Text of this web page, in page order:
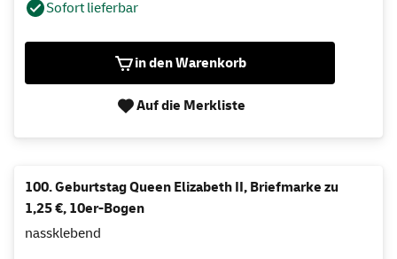
Sofort lieferbar
in den Warenkorb
Auf die Merkliste
100. Geburtstag Queen Elizabeth II, Briefmarke zu
1,25 €, 10er-Bogen
nassklebend